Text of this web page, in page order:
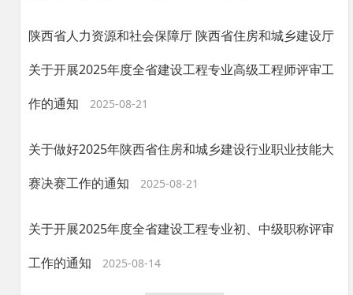
陕西省人力资源和社会保障厅 陕西省住房和城乡建设厅
关于开展2025年度全省建设工程专业高级工程师评审工
作的通知
2025-08-21
关于做好2025年陕西省住房和城乡建设行业职业技能大
赛决赛工作的通知
2025-08-21
关于开展2025年度全省建设工程专业初、中级职称评审
工作的通知
2025-08-14